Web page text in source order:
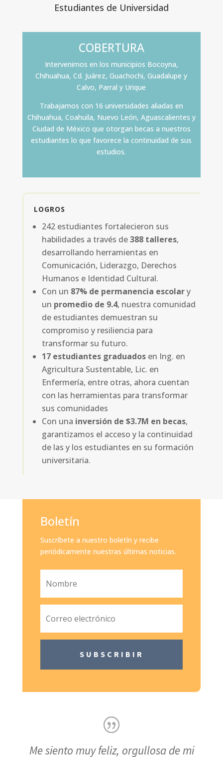
Estudiantes de Universidad
COBERTURA
Intervenimos en los municipios Bocoyna,
Chihuahua, Cd. Juárez, Guachochi, Guadalupe y
Calvo, Parral y Urique
Trabajamos con 16 universidades aliadas en
Chihuahua, Coahuila, Nuevo León, Aguascalientes y
Ciudad de México que otorgan becas a nuestros
estudiantes lo que favorece la continuidad de sus
estudios.
LOGROS
242 estudiantes fortalecieron sus
habilidades a través de388 talleres,
desarrollando herramientas en
Comunicación, Liderazgo, Derechos
Humanos e Identidad Cultural.
Con un 87% de permanencia escolary
un promedio de 9.4, nuestra comunidad
de estudiantes demuestran su
compromiso y resiliencia para
transformar su futuro.
17 estudiantes graduadosen Ing. en
Agricultura Sustentable, Lic. en
Enfermería, entre otras, ahora cuentan
con las herramientas para transformar
sus comunidades
Con una inversión de $3.7M en becas,
garantizamos el acceso y la continuidad
de las y los estudiantes en su formación
universitaria.
Boletín
Suscríbete a nuestro boletín y recibe
periódicamente nuestras últimas noticias.
SUBSCRIBIR
Me siento muy feliz, orgullosa de mi